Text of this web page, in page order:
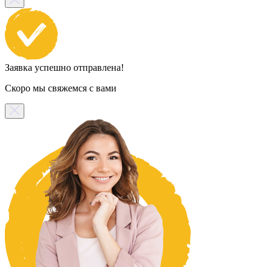
Заявка успешно отправлена!
Скоро мы свяжемся с вами